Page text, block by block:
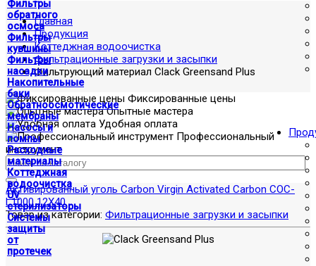
Фильтры
обратного
осмоса
Фильтры
кувшины
Фильтры
насадки
Накопительные
баки
Обратноосмотические
мембраны
Насосы и
помпы
Расходные
материалы
Коттеджная
водоочистка
UV
стерилизаторы
Системы
защиты
от
протечек
Главная
Продукция
Коттеджная водоочистка
Фильтрационные загрузки и засыпки
Фильтрующий материал Clack Greensand Plus
Фиксированные цены
Опытные мастера
Удобная оплата
Профессиональный
инструмент
Активированный уголь Carbon Virgin Activated Carbon COC-
L1000 12X40
Товар из категории: Фильтрационные загрузки и засыпки